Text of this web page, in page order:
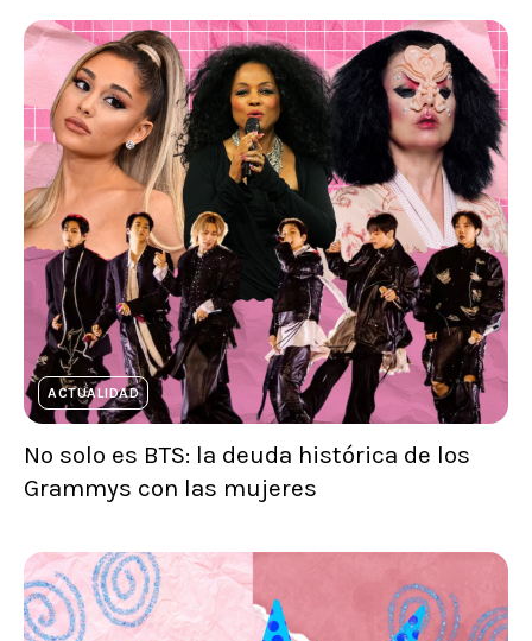
ACTUALIDAD
No solo es BTS: la deuda histórica de los
Grammys con las mujeres